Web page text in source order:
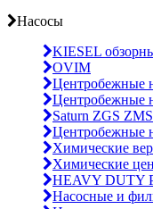
Насосы
KIESEL
OVIM
Центробежные
Центробежные
Saturn ZGS
Центробежные
Химические
Химические
HEAVY DUTY
Насосные и